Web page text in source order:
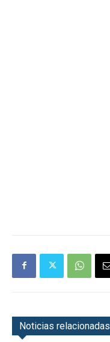
Noticias relacionadas